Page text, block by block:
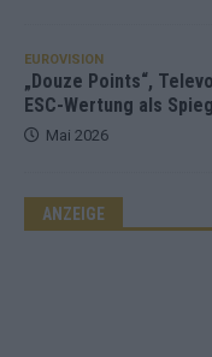
EUROVISION
„Douze Points“,
ESC-Wertung als
Mai 2026
ANZEIGE